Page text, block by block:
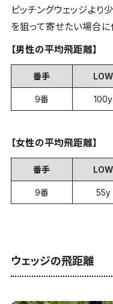
ピッチングウェッジより
を狙って寄せたい場合に
【男性の平均飛距離】
番手 LOW
9番 100y
【女性の平均飛距離】
番手 LOW
9番 55y
ウェッジの飛距離